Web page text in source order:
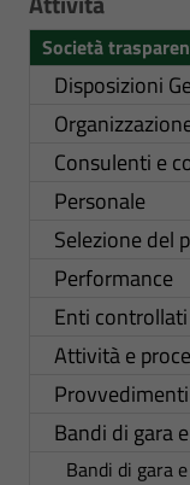
Società
Disposizioni
Consulenti e
Personale
Selezione del
Performance
Enti controllati
Attività e
Provvedimenti
Bandi di gara
Bandi di gara